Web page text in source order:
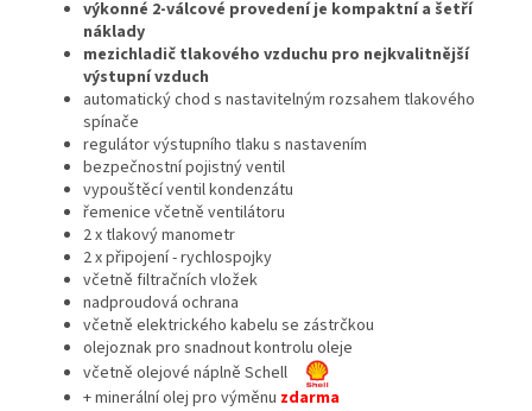
výkonné 2-válcové provedení je kompaktní a šetří
náklady
mezichladič tlakového vzduchu pro nejkvalitnější
výstupní vzduch
automatický chod s nastavitelným rozsahem tlakového
spínače
regulátor výstupního tlaku s nastavením
bezpečnostní pojistný ventil
vypouštěcí ventil kondenzátu
řemenice včetně ventilátoru
2 x tlakový manometr
2 x připojení - rychlospojky
včetně filtračních vložek
nadproudová ochrana
včetně elektrického kabelu se zástrčkou
olejoznak pro snadnout kontrolu oleje
včetně olejové náplně Schell
+ minerální olej pro výměnu zdarma